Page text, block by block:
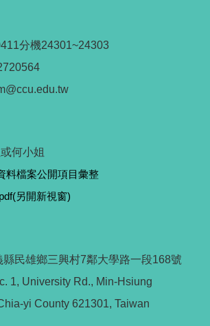
分機24301~24303
何小姐
料檔案公開項目彙整
另開新視窗)
民雄鄉三興村7鄰大學路一段168號
1, University Rd., Min-Hsiung
yi County 621301, Taiwan